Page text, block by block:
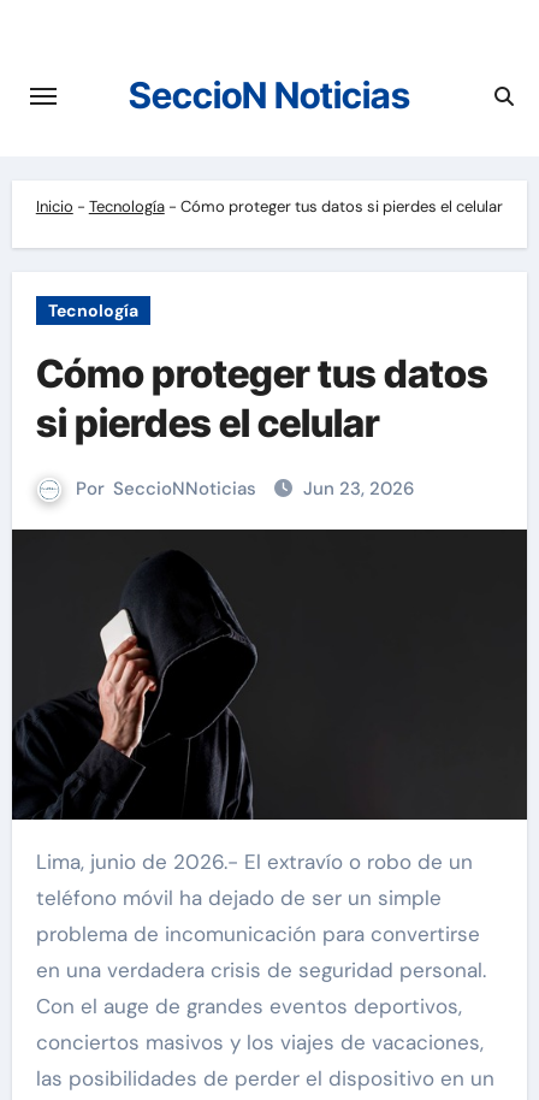
contenido
SeccioN Noticias
Inicio - Tecnología- Cómo proteger tus datos si pierdes el celular
Tecnología
Cómo proteger tus datos
si pierdes el celular
Por SeccioNNoticias Jun 23, 2026
Lima, junio de 2026.- El extravío o robo de un
teléfono móvil ha dejado de ser un simple
problema de incomunicación para convertirse
en una verdadera crisis de seguridad personal.
Con el auge de grandes eventos deportivos,
conciertos masivos y los viajes de vacaciones,
las posibilidades de perder el dispositivo en un